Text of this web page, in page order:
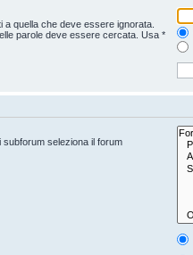
a quella che deve essere ignorata.
parole deve essere cercata. Usa *
seleziona il forum